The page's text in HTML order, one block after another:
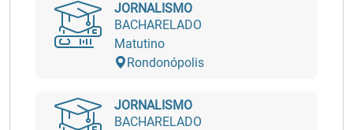
JORNALISMO
BACHARELADO
Matutino
Rondonópolis
JORNALISMO
BACHARELADO